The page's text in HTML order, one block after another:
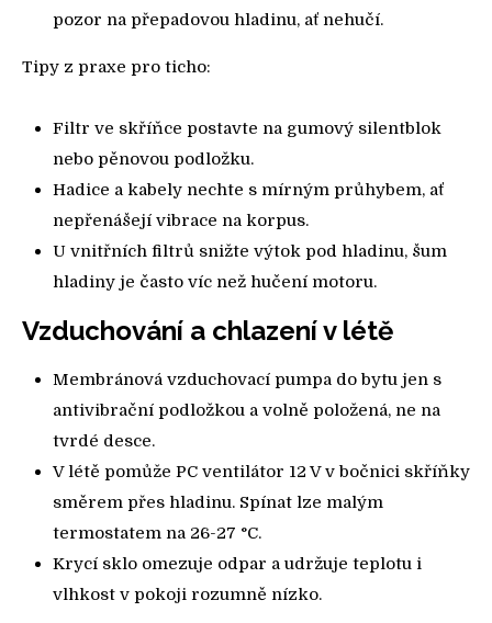
pozor na přepadovou hladinu, ať nehučí.
Tipy z praxe pro ticho:
Filtr ve skříňce postavte na gumový silentblok
nebo pěnovou podložku.
Hadice a kabely nechte s mírným průhybem, ať
nepřenášejí vibrace na korpus.
U vnitřních filtrů snižte výtok pod hladinu, šum
hladiny je často víc než hučení motoru.
Vzduchování a chlazení v létě
Membránová vzduchovací pumpa do bytu jen s
antivibrační podložkou a volně položená, ne na
tvrdé desce.
V létě pomůže PC ventilátor 12 V v bočnici skříňky
směrem přes hladinu. Spínat lze malým
termostatem na 26-27 °C.
Krycí sklo omezuje odpar a udržuje teplotu i
vlhkost v pokoji rozumně nízko.